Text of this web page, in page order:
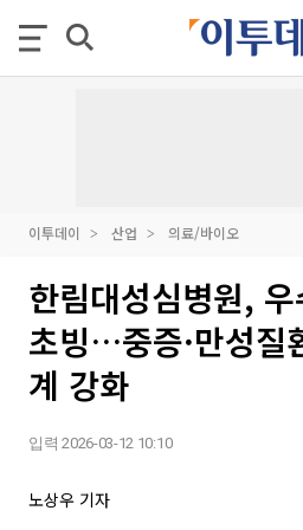
이투데이 산업 의료/바이오
한림대성심병원,
초빙…중증·만성질
계 강화
입력 2026-03-12 10:10
노상우 기자